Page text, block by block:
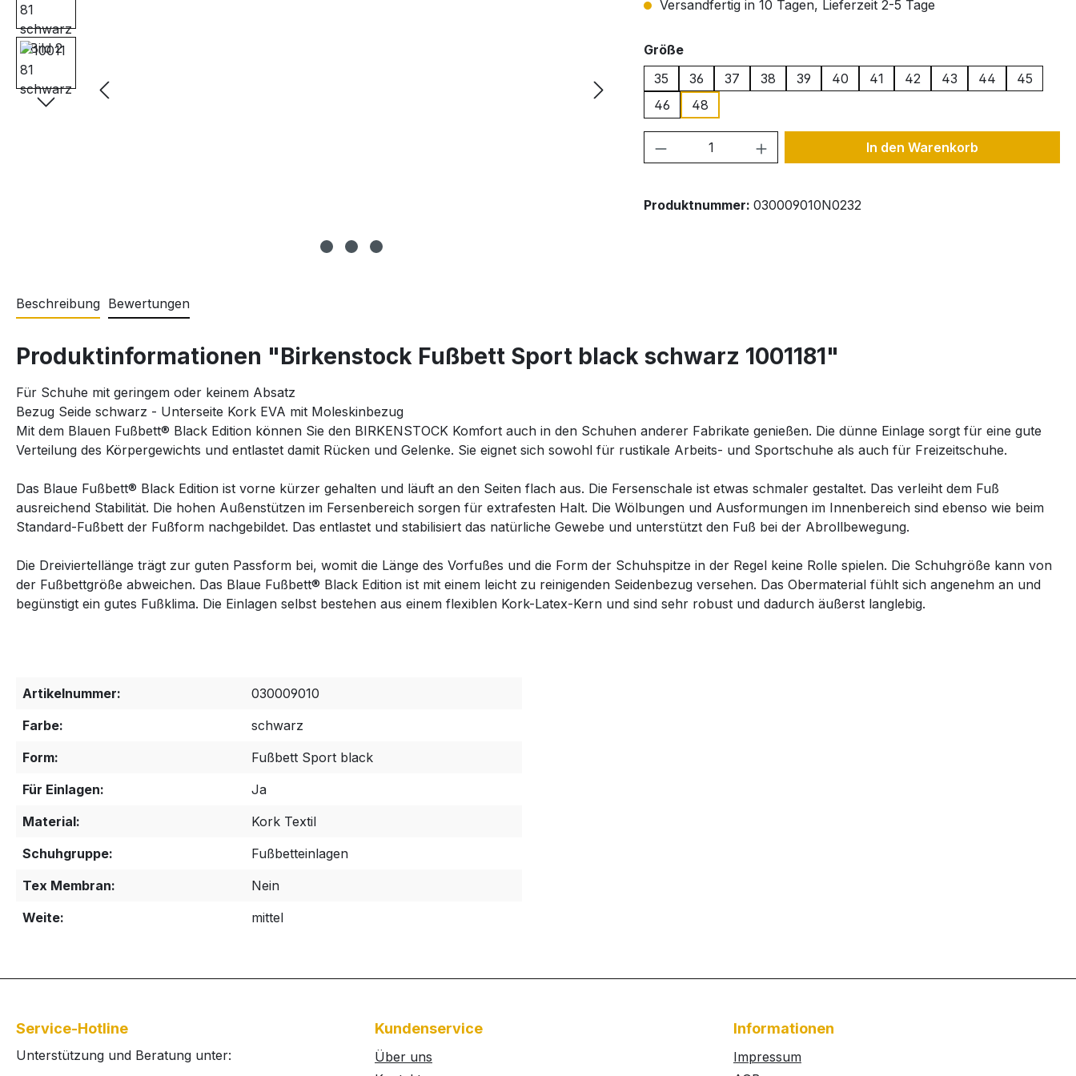
Versandfertig in 10 Tagen, Lieferzeit 2-5 Tage
Größeauswählen
35
36 37 38 39 40 41 42 43 44
45
46
48
Produkt Anzahl: Gib den gewünschten Wert
In den Warenkorb
Produktnummer: 030009010N0232
Beschreibung Bewertungen
Produktinformationen "Birkenstock Fußbett Sport black schwarz 1001181"
Für Schuhe mit geringem oder keinem Absatz
Bezug Seide schwarz - Unterseite Kork EVA mit Moleskinbezug
Mit dem Blauen Fußbett® Black Edition können Sie den BIRKENSTOCK Komfort auch in den Schuhen anderer Fabrikate genießen. Die dünne Einlage sorgt für eine gute
Verteilung des Körpergewichts und entlastet damit Rücken und Gelenke. Sie eignet sich sowohl für rustikale Arbeits- und Sportschuhe als auch für Freizeitschuhe.
Das Blaue Fußbett® Black Edition ist vorne kürzer gehalten und läuft an den Seiten flach aus. Die Fersenschale ist etwas schmaler gestaltet. Das verleiht dem Fuß
ausreichend Stabilität. Die hohen Außenstützen im Fersenbereich sorgen für extrafesten Halt. Die Wölbungen und Ausformungen im Innenbereich sind ebenso wie beim
Standard-Fußbett der Fußform nachgebildet. Das entlastet und stabilisiert das natürliche Gewebe und unterstützt den Fuß bei der Abrollbewegung.
Die Dreiviertellänge trägt zur guten Passform bei, womit die Länge des Vorfußes und die Form der Schuhspitze in der Regel keine Rolle spielen. Die Schuhgröße kann von
der Fußbettgröße abweichen. Das Blaue Fußbett® Black Edition ist mit einem leicht zu reinigenden Seidenbezug versehen. Das Obermaterial fühlt sich angenehm an und
begünstigt ein gutes Fußklima. Die Einlagen selbst bestehen aus einem flexiblen Kork-Latex-Kern und sind sehr robust und dadurch äußerst langlebig.
Artikelnummer:
030009010
Farbe:
schwarz
Form:
Fußbett Sport black
Für Einlagen:
Ja
Material:
Kork Textil
Schuhgruppe:
Fußbetteinlagen
Tex Membran:
Nein
Weite:
mittel
Service-Hotline
Unterstützung und Beratung unter:
Kundenservice
Über uns
Informationen
Impressum